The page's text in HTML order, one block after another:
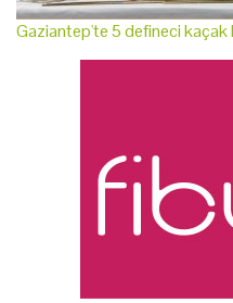
Gaziantep'te 5 defineci kaçak